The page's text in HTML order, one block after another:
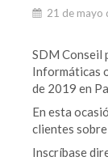
21 de mayo
SDM Conseil
Informáticas
de 2019 en
En esta
clientes
Inscríbase